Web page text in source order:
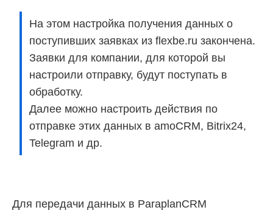
На этом настройка получения данных о
поступивших заявках из flexbe.ru закончена.
Заявки для компании, для которой вы
настроили отправку, будут поступать в
обработку.
Далее можно настроить действия по
отправке этих данных в amoCRM, Bitrix24,
Telegram и др.
Для передачи данных в ParaplanCRM